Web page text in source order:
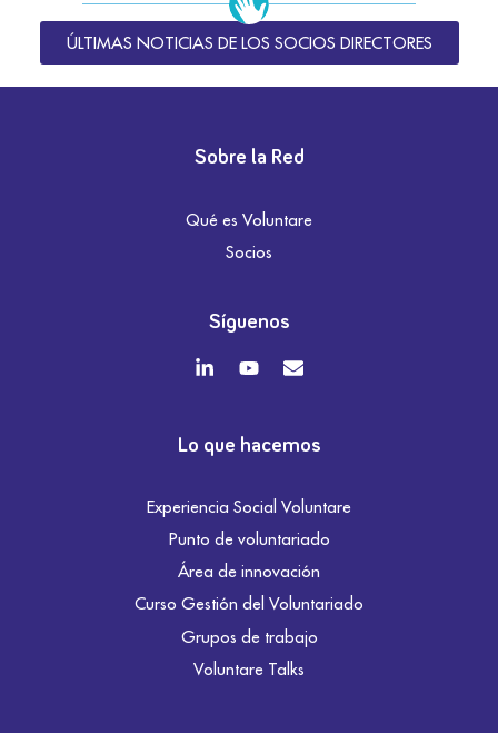
ÚLTIMAS NOTICIAS DE LOS SOCIOS DIRECTORES
Sobre la Red
Qué es Voluntare
Socios
Síguenos
Lo que hacemos
Experiencia Social Voluntare
Punto de voluntariado
Área de innovación
Curso Gestión del Voluntariado
Grupos de trabajo
Voluntare Talks